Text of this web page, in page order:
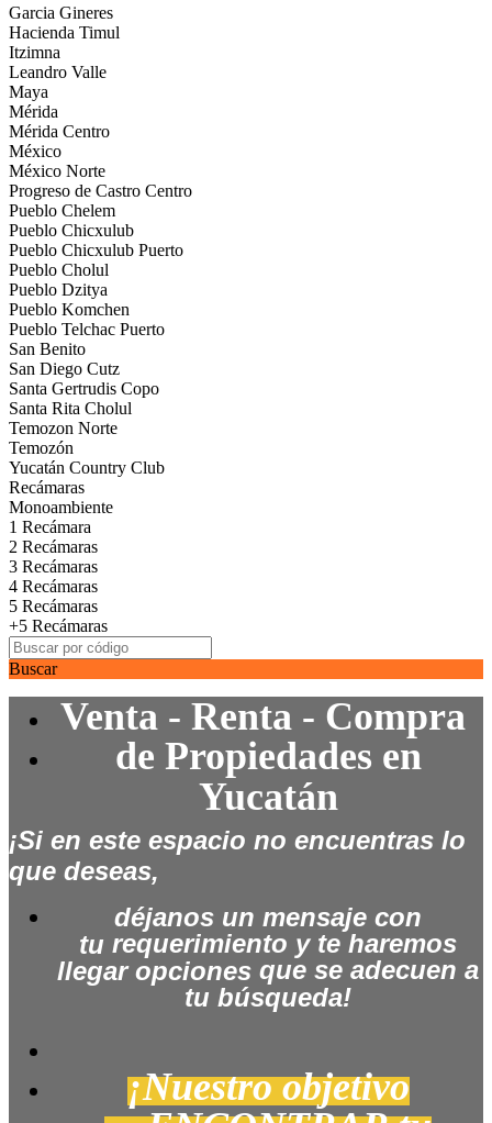
Garcia Gineres
Hacienda Timul
Itzimna
Leandro Valle
Maya
Mérida
Mérida Centro
México
México Norte
Progreso de Castro Centro
Pueblo Chelem
Pueblo Chicxulub
Pueblo Chicxulub Puerto
Pueblo Cholul
Pueblo Dzitya
Pueblo Komchen
Pueblo Telchac Puerto
San Benito
San Diego Cutz
Santa Gertrudis Copo
Santa Rita Cholul
Temozon Norte
Temozón
Yucatán Country Club
Recámaras
Monoambiente
1 Recámara
2 Recámaras
3 Recámaras
4 Recámaras
5 Recámaras
+5 Recámaras
Buscar
Venta - Renta - Compra
de Propiedades en
Yucatán
¡Si en este espacio no encuentras lo
que deseas,
déjanos un mensaje con
tu requerimiento y te haremos
llegar opciones que se adecuen a
tu búsqueda!
¡Nuestro objetivo